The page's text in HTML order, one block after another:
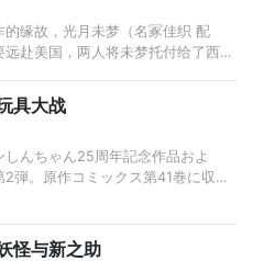
的缘故，光月未梦（名冢佳织 配
赴美国，两人将未梦托付给了西园
。 ...
具大战
しんちゃん25周年記念作品およ
弾。原作コミックス第41巻に収録
怪与新之助